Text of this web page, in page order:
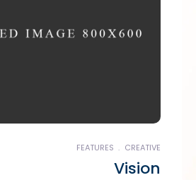
CREATIVE
FEATURES
Vision